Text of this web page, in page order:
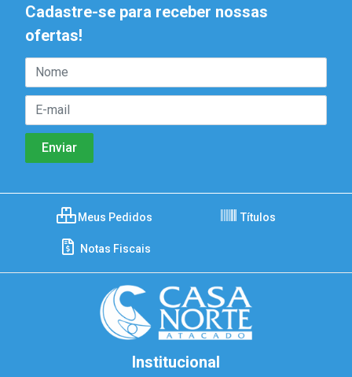
Cadastre-se para receber nossas
ofertas!
Meus Pedidos Títulos
Notas Fiscais
Institucional